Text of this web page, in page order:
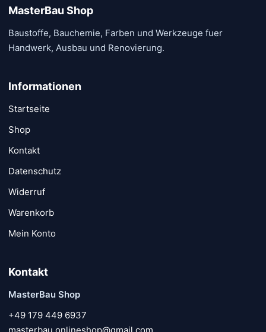
MasterBau Shop
Baustoffe, Bauchemie, Farben und Werkzeuge fuer
Handwerk, Ausbau und Renovierung.
Informationen
Startseite
Shop
Kontakt
Datenschutz
Widerruf
Warenkorb
Mein Konto
Kontakt
MasterBau Shop
+49 179 449 6937